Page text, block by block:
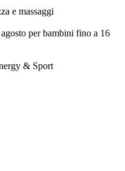
e massaggi
per bambini fino a 16
& Sport